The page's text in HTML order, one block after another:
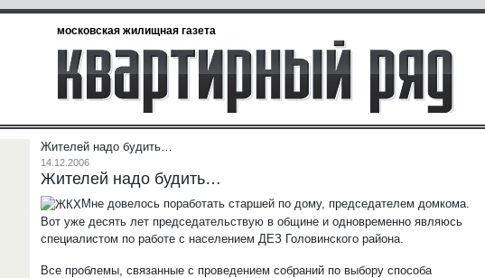
московская жилищная газета
Жителей надо будить…
14.12.2006
Жителей надо будить…
Мне довелось поработать старшей по дому, председателем домкома.
Вот уже десять лет председательствую в общине и одновременно являюсь
специалистом по работе с населением ДЕЗ Головинского района.
Все проблемы, связанные с проведением собраний по выбору способа